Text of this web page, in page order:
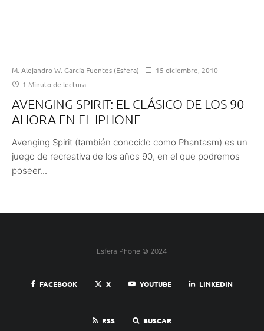
M. Alejandro W. García Fuentes (Esfera)
15 diciembre, 2010
1 Minuto de lectura
AVENGING SPIRIT: EL CLÁSICO DE LOS 90
AHORA EN EL IPHONE
Avenging Spirit (también conocido como Phantasm) es un
juego de recreativa de los años 90, en el que podremos
poseer...
EsferaiPhone © 2024
FACEBOOK X YOUTUBE LINKEDIN
RSS BUSCAR